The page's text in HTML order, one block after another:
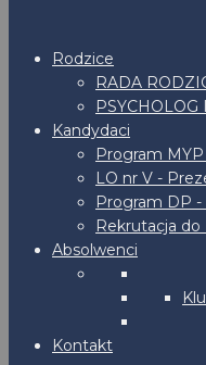
Rodzice
RADA
PSYCHOLOG
Kandydaci
Program MYP
LO nr V -
Program DP -
Rekrutacja do
Absolwenci
Kontakt